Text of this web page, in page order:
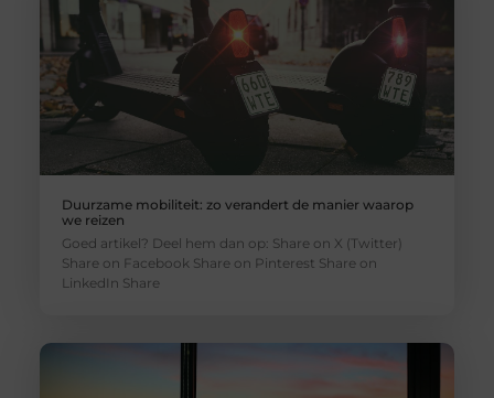
Duurzame mobiliteit: zo verandert de manier waarop
we reizen
Goed artikel? Deel hem dan op: Share on X (Twitter)
Share on Facebook Share on Pinterest Share on
LinkedIn Share